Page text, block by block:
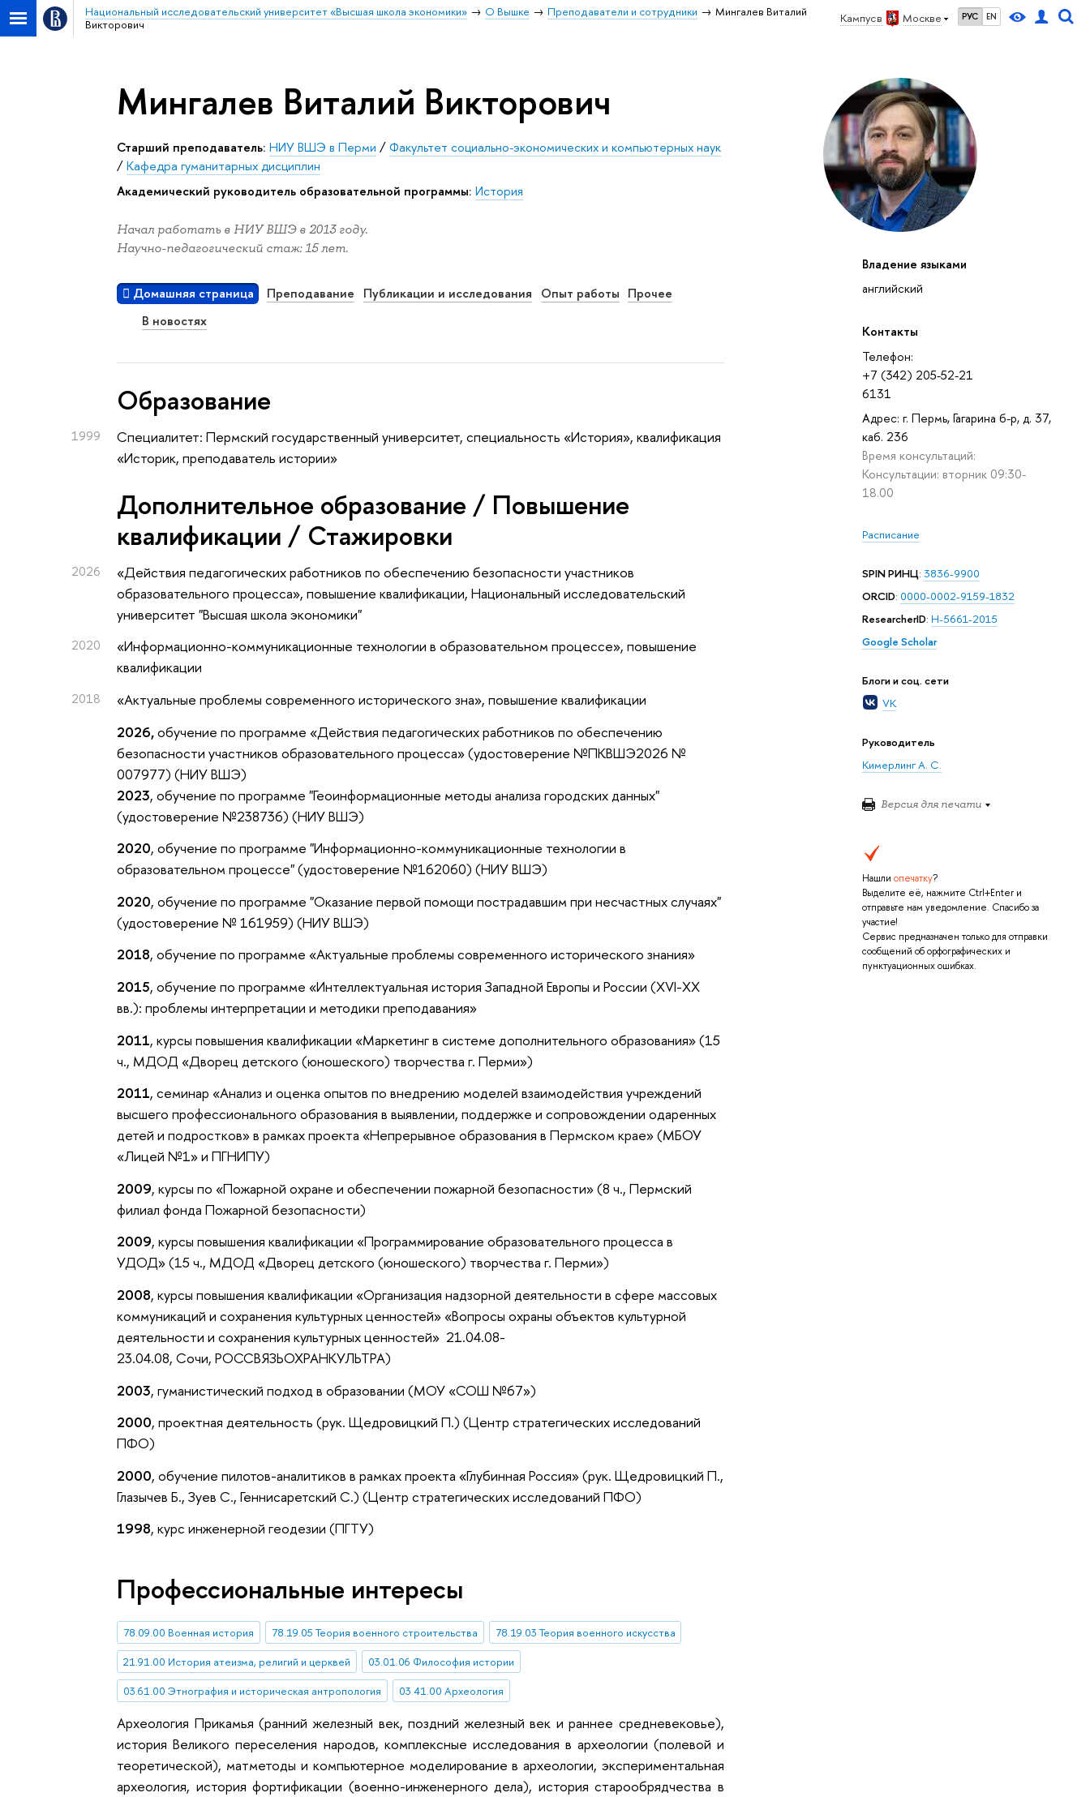
Кампус в Москве РУС EN
Национальный исследовательский университет «Высшая школа экономики» О Вышке Преподаватели и сотрудники
Мингалев Виталий
Викторович
Владение языками
английский
Контакты
Телефон:
+7 (342) 205-52-21
6131
Адрес: г. Пермь, Гагарина б-р, д. 37,
каб. 236
Время консультаций:
Консультации: вторник 09:30-
18.00
Расписание
SPIN РИНЦ: 3836-9900
ORCID: 0000-0002-9159-1832
ResearcherID: H-5661-2015
Google Scholar
Блоги и соц. сети
VK
Руководитель
Кимерлинг А. С.
Версия для печати
Нашли опечатку?
Выделите её, нажмите Ctrl+Enter и
отправьте нам уведомление. Спасибо за
участие!
Сервис предназначен только для отправки
сообщений об орфографических и
пунктуационных ошибках.
Мингалев Виталий Викторович
Старший преподаватель: НИУ ВШЭ в Перми /Факультет социально-экономических и компьютерных наук
/Кафедра гуманитарных дисциплин
Академический руководитель образовательной программы: История
Начал работать в НИУ ВШЭ в 2013 году.
Научно-педагогический стаж: 15 лет.
Домашняя страница Преподавание Публикации и исследования Опыт работы Прочее
В новостях
Oбразование
1999
Специалитет: Пермский государственный университет, специальность «История», квалификация
«Историк, преподаватель истории»
Дополнительное образование / Повышение
квалификации / Стажировки
2026
«Действия педагогических работников по обеспечению безопасности участников
образовательного процесса», повышение квалификации, Национальный исследовательский
университет "Высшая школа экономики"
2020 «Информационно-коммуникационные технологии в образовательном процессе», повышение
квалификации
2018 «Актуальные проблемы современного исторического зна», повышение квалификации
2026,обучение по программе «Действия педагогических работников по обеспечению
безопасности участников образовательного процесса» (удостоверение №ПКВШЭ2026 №
007977) (НИУ ВШЭ)
2023, обучение по программе "Геоинформационные методы анализа городских данных"
(удостоверение №238736) (НИУ ВШЭ)
2020, обучение по программе "Информационно-коммуникационные технологии в
образовательном процессе" (удостоверение №162060) (НИУ ВШЭ)
2020, обучение по программе "Оказание первой помощи пострадавшим при несчастных случаях"
(удостоверение № 161959) (НИУ ВШЭ)
2018, обучение по программе «Актуальные проблемы современного исторического знания»
2015, обучение по программе «Интеллектуальная история Западной Европы и России (XVI-XX
вв.): проблемы интерпретации и методики преподавания»
2011, курсы повышения квалификации «Маркетинг в системе дополнительного образования» (15
ч., МДОД «Дворец детского (юношеского) творчества г. Перми»)
2011, семинар «Анализ и оценка опытов по внедрению моделей взаимодействия учреждений
высшего профессионального образования в выявлении, поддержке и сопровождении одаренных
детей и подростков» в рамках проекта «Непрерывное образования в Пермском крае» (МБОУ
«Лицей №1» и ПГНИПУ)
2009, курсы по «Пожарной охране и обеспечении пожарной безопасности» (8 ч., Пермский
филиал фонда Пожарной безопасности)
2009, курсы повышения квалификации «Программирование образовательного процесса в
УДОД» (15 ч., МДОД «Дворец детского (юношеского) творчества г. Перми»)
2008, курсы повышения квалификации «Организация надзорной деятельности в сфере массовых
коммуникаций и сохранения культурных ценностей» «Вопросы охраны объектов культурной
деятельности и сохранения культурных ценностей» 21.04.08-
23.04.08, Сочи, РОССВЯЗЬОХРАНКУЛЬТРА)
2003, гуманистический подход в образовании (МОУ «СОШ №67»)
2000, проектная деятельность (рук. Щедровицкий П.) (Центр стратегических исследований
ПФО)
2000, обучение пилотов-аналитиков в рамках проекта «Глубинная Россия» (рук. Щедровицкий П.,
Глазычев Б., Зуев С., Геннисаретский С.) (Центр стратегических исследований ПФО)
1998, курс инженерной геодезии (ПГТУ)
Профессиональные интересы
78.09.00 Военная история 78.19.05 Теория военного строительства
78.19.03 Теория военного искусства
21.91.00 История атеизма, религий и церквей
03.01.06 Философия истории
03.61.00 Этнография и историческая антропология
03.41.00 Археология
Археология Прикамья (ранний железный век, поздний железный век и раннее средневековье),
история Великого переселения народов, комплексные исследования в археологии (полевой и
теоретической), матметоды и компьютерное моделирование в археологии, экспериментальная
археология, история фортификации (военно-инженерного дела), история старообрядчества в